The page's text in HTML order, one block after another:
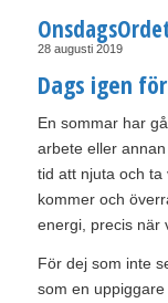
28 augusti 2019
Dags igen
En sommar har
arbete eller
tid att njuta och
kommer och
energi, precis när
För dej som inte
som en